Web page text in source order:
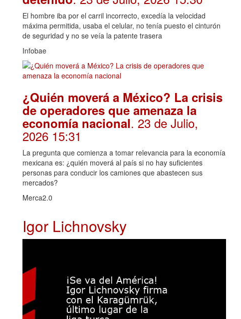
El hombre iba por el carril incorrecto, excedía la velocidad
máxima permitida, usaba el celular, no tenía puesto el cinturón
de seguridad y no se veía la patente trasera
Infobae
¿Quién moverá a México? La crisis
de operadores que amenaza la
economía nacional. 23 de Julio,
2026 15:31
La pregunta que comienza a tomar relevancia para la economía
mexicana es: ¿quién moverá al país si no hay suficientes
personas para conducir los camiones que abastecen sus
mercados?
Merca2.0
Igor Lichnovsky